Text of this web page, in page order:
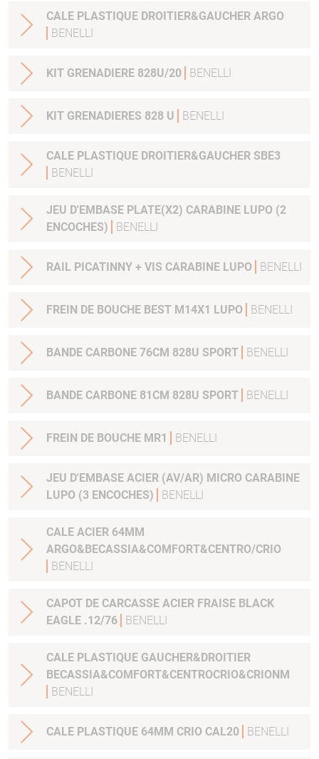
CALE PLASTIQUE DROITIER&GAUCHER ARGO
BENELLI
KIT GRENADIERE 828U/20 BENELLI
KIT GRENADIERES 828 U BENELLI
CALE PLASTIQUE DROITIER&GAUCHER SBE3
BENELLI
JEU D'EMBASE PLATE(X2) CARABINE LUPO (2
ENCOCHES)
BENELLI
RAIL PICATINNY + VIS CARABINE LUPO BENELLI
FREIN DE BOUCHE BEST M14X1 LUPO BENELLI
BANDE CARBONE 76CM 828U SPORT BENELLI
BANDE CARBONE 81CM 828U SPORT BENELLI
FREIN DE BOUCHE MR1 BENELLI
JEU D'EMBASE ACIER (AV/AR) MICRO CARABINE
LUPO (3 ENCOCHES)
BENELLI
CALE ACIER 64MM
ARGO&BECASSIA&COMFORT&CENTRO/CRIO
BENELLI
CAPOT DE CARCASSE ACIER FRAISE BLACK
EAGLE .12/76
BENELLI
CALE PLASTIQUE GAUCHER&DROITIER
BECASSIA&COMFORT&CENTROCRIO&CRIONM
BENELLI
CALE PLASTIQUE 64MM CRIO CAL20 BENELLI